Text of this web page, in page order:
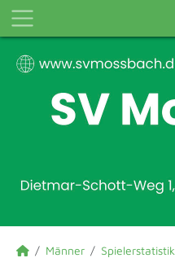
Männer Spielerstatistik